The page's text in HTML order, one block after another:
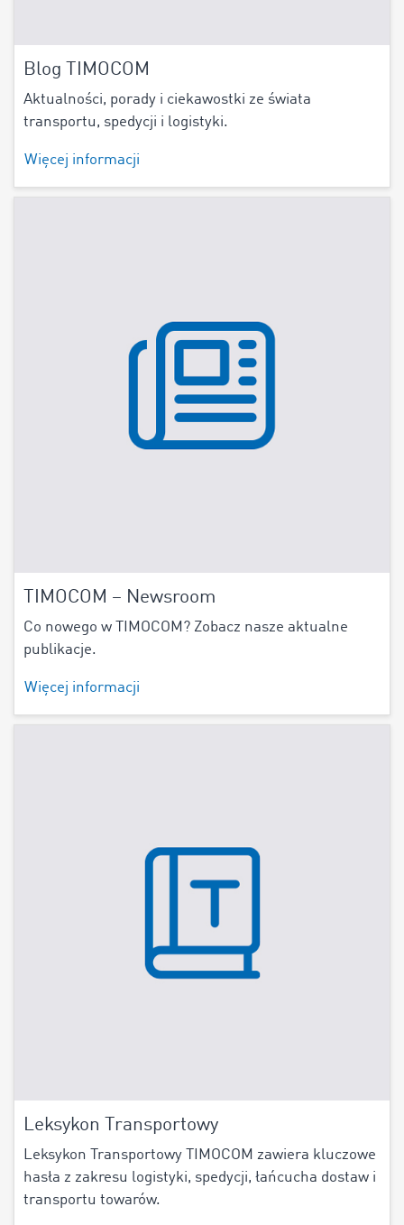
Blog TIMOCOM
Aktualności, porady i ciekawostki ze świata
transportu, spedycji i logistyki.
Więcej informacji
TIMOCOM – Newsroom
Co nowego w TIMOCOM? Zobacz nasze aktualne
publikacje.
Więcej informacji
Leksykon Transportowy
Leksykon Transportowy TIMOCOM zawiera kluczowe
hasła z zakresu logistyki, spedycji, łańcucha dostaw i
transportu towarów.